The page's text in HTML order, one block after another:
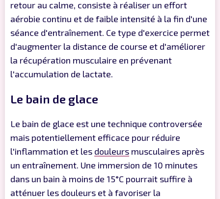
retour au calme, consiste à réaliser un effort
aérobie continu et de faible intensité à la fin d'une
séance d'entraînement. Ce type d'exercice permet
d'augmenter la distance de course et d'améliorer
la récupération musculaire en prévenant
l'accumulation de lactate.
Le bain de glace
Le bain de glace est une technique controversée
mais potentiellement efficace pour réduire
l'inflammation et les douleurs musculaires après
un entraînement. Une immersion de 10 minutes
dans un bain à moins de 15°C pourrait suffire à
atténuer les douleurs et à favoriser la